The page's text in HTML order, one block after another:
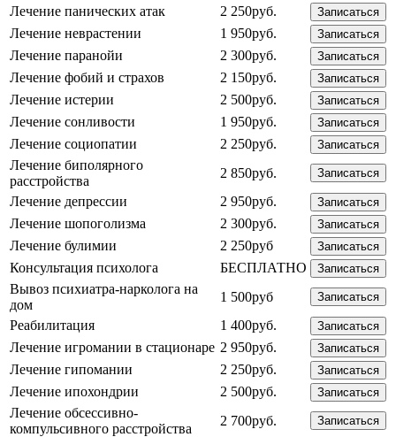
Лечение панических атак 2 250руб. Записаться
Лечение неврастении 1 950руб. Записаться
Лечение паранойи 2 300руб. Записаться
Лечение фобий и страхов 2 150руб. Записаться
Лечение истерии 2 500руб. Записаться
Лечение сонливости 1 950руб. Записаться
Лечение социопатии 2 250руб. Записаться
Лечение биполярного
расстройства
2 850руб. Записаться
Лечение депрессии 2 950руб. Записаться
Лечение шопоголизма 2 300руб. Записаться
Лечение булимии 2 250руб Записаться
Консультация психолога БЕСПЛАТНО Записаться
Вывоз психиатра-нарколога на
дом
1 500руб Записаться
Реабилитация 1 400руб. Записаться
Лечение игромании в стационаре 2 950руб. Записаться
Лечение гипомании 2 250руб. Записаться
Лечение ипохондрии 2 500руб. Записаться
Лечение обсессивно-
компульсивного расстройства
2 700руб. Записаться